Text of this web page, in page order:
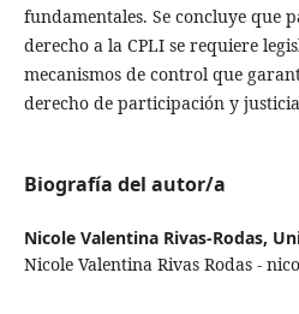
fundamentales. Se concluye que
derecho a la CPLI se requiere
mecanismos de control que
derecho de participación y
Biografía del autor/a
Nicole Valentina Rivas-Rodas,
Nicole Valentina Rivas Rodas -